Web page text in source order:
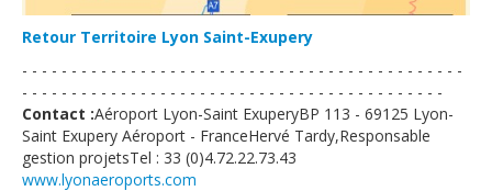
Retour Territoire Lyon Saint-Exupery
- - - - - - - - - - - - - - - - - - - - - - - - - - - - - - - - - - - - - - - - - - - - -
- - - - - - - - - - - - - - - - - - - - - - - - - - - - - - - - - - - - - - - - - - -
Contact :Aéroport Lyon-Saint ExuperyBP 113 - 69125 Lyon-
Saint Exupery Aéroport - FranceHervé Tardy,Responsable
gestion projetsTel : 33 (0)4.72.22.73.43
www.lyonaeroports.com